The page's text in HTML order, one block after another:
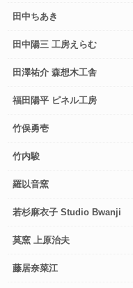
田中ちあき
田中陽三 工房えらむ
田澤祐介 森想木工舎
福田陽平 ピネル工房
竹俣勇壱
竹内駿
羅以音窯
若杉麻衣子 Studio Bwanji
莫窯 上原治夫
藤居奈菜江